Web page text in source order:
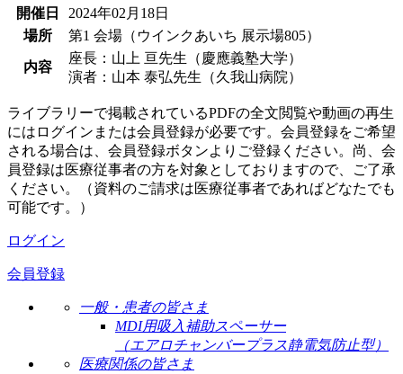
開催日
2024年02月18日
場所
第1 会場（ウインクあいち 展示場805）
内容
座長：山上 亘先生（慶應義塾大学）
演者：山本 泰弘先生（久我山病院）
ライブラリーで掲載されているPDFの全文閲覧や動画の再生
にはログインまたは会員登録が必要です。会員登録をご希望
される場合は、会員登録ボタンよりご登録ください。尚、会
員登録は医療従事者の方を対象としておりますので、ご了承
ください。（資料のご請求は医療従事者であればどなたでも
可能です。）
ログイン
会員登録
一般・患者の皆さま
MDI用吸入補助スペーサー
（エアロチャンバープラス静電気防止型）
医療関係の皆さま